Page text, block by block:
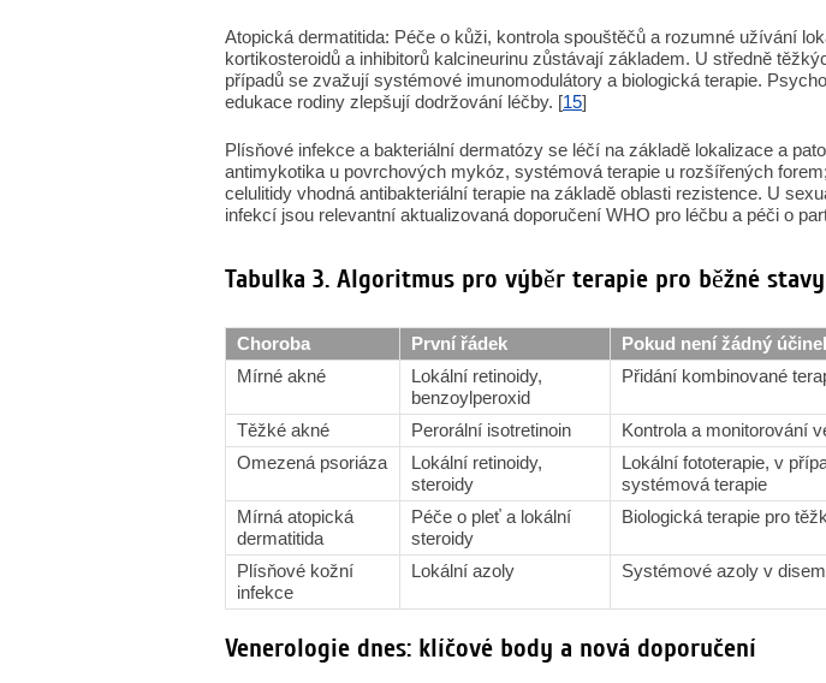
Atopická dermatitida: Péče o kůži, kontrola spouštěčů a rozumné užívání
kortikosteroidů a inhibitorů kalcineurinu zůstávají základem. U středně
případů se zvažují systémové imunomodulátory a biologická terapie.
edukace rodiny zlepšují dodržování léčby. [15]
Plísňové infekce a bakteriální dermatózy se léčí na základě lokalizace a
antimykotika u povrchových mykóz, systémová terapie u rozšířených
celulitidy vhodná antibakteriální terapie na základě oblasti rezistence. U
infekcí jsou relevantní aktualizovaná doporučení WHO pro léčbu a péči o
Tabulka 3. Algoritmus pro výběr terapie pro běžné stavy
Choroba První řádek
Pokud není žádný
Mírné akné
Lokální retinoidy,
benzoylperoxid
Přidání kombinované
Těžké akné Perorální isotretinoin
Kontrola a monitorování
Omezená psoriáza
Lokální retinoidy,
steroidy
Lokální fototerapie, v
systémová terapie
Mírná atopická
dermatitida
Péče o pleť a lokální
steroidy
Biologická terapie pro
Plísňové kožní
infekce
Lokální azoly Systémové azoly v
Venerologie dnes: klíčové body a nová doporučení